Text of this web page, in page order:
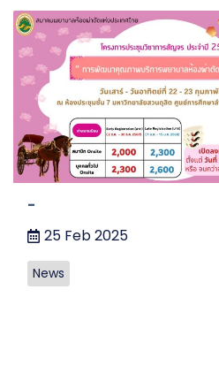
-
25 Feb 2025
News